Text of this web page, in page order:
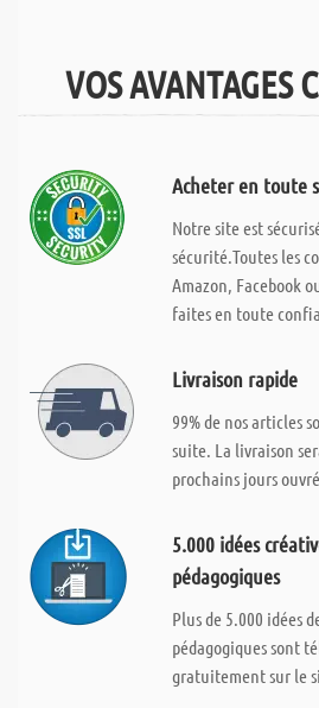
VOS AVANTAGES
Acheter en toute
Notre site est
sécurité.Toutes les
Amazon, Facebook
faites en toute
Livraison rapide
99% de nos articles
suite. La livraison
prochains jours
5.000 idées
pédagogiques
Plus de 5.000 idées
pédagogiques sont
gratuitement sur le